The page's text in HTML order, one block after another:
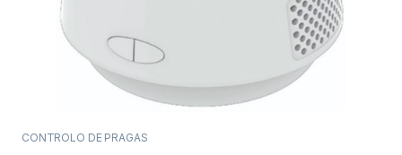
CONTROLO DE PRAGAS